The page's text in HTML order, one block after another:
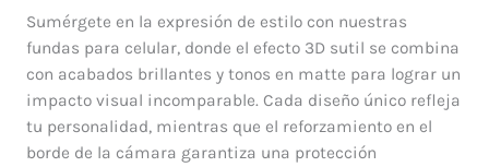
precio
original
era:
$ 60.000.
precio
actual
es:
$ 48.000.
Sumérgete en la expresión de estilo con nuestras
fundas para celular, donde el efecto 3D sutil se combina
con acabados brillantes y tonos en matte para lograr un
impacto visual incomparable. Cada diseño único refleja
tu personalidad, mientras que el reforzamiento en el
borde de la cámara garantiza una protección
Cool
cantidad